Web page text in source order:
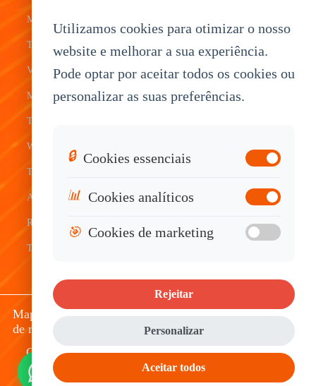
Mobile Data
Terminal
Vehicle
Mount
Tablets
Waterproof
Tablets
Android
Rugged
Tablets
Transit
Transportation
Warehouse
Construction
Service
Tablet
Vehicle
Tracking
Tablet
System
Device
Industrial
OEM
Knowledge
Base
Sales
Copyright © 2010 - 2026 Topicon HK Limited. All
rights reserved.
Mapa do site
de responsabilidade
Utilizamos cookies para otimizar o nosso
website e melhorar a sua experiência.
Pode optar por aceitar todos os cookies ou
personalizar as suas preferências.
🔒 Cookies essenciais
📊 Cookies analíticos
🎯 Cookies de marketing
Rejeitar
Personalizar
Aceitar todos